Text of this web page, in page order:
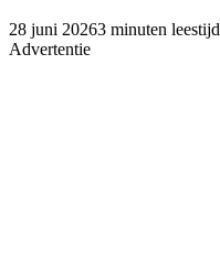
28 juni 20263 minuten leestijd
Advertentie